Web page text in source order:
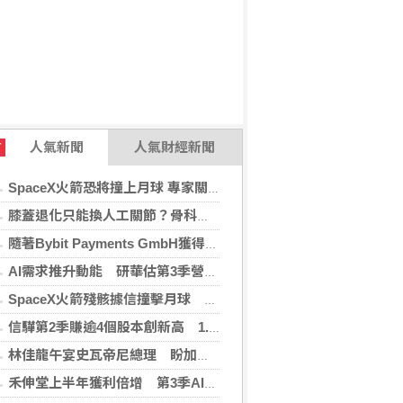
人氣新聞 人氣財經新聞
SpaceX火箭恐將撞上月球 專家關注衝擊後果
膝蓋退化只能換人工關節？骨科醫師解析「退化性關節炎」治療評估
隨著Bybit Payments GmbH獲得電子貨幣機構牌照，Bybit.eu進一步拓展其在歐洲的業務布局
AI需求推升動能 研華估第3季營收雙增、毛利率持穩
SpaceX火箭殘骸據信撞擊月球 無即時畫面暫難確認
信驊第2季賺逾4個股本創新高 1.87億元參與M31私募
林佳龍午宴史瓦帝尼總理 盼加強各領域雙邊合作
禾伸堂上半年獲利倍增 第3季AI用MLCC需求看旺